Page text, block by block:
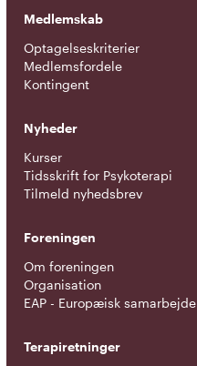
Medlemskab
Optagelseskriterier
Medlemsfordele
Kontingent
Nyheder
Kurser
Tidsskrift for Psykoterapi
Tilmeld nyhedsbrev
Foreningen
Om foreningen
Organisation
EAP - Europæisk samarbejde
Terapiretninger